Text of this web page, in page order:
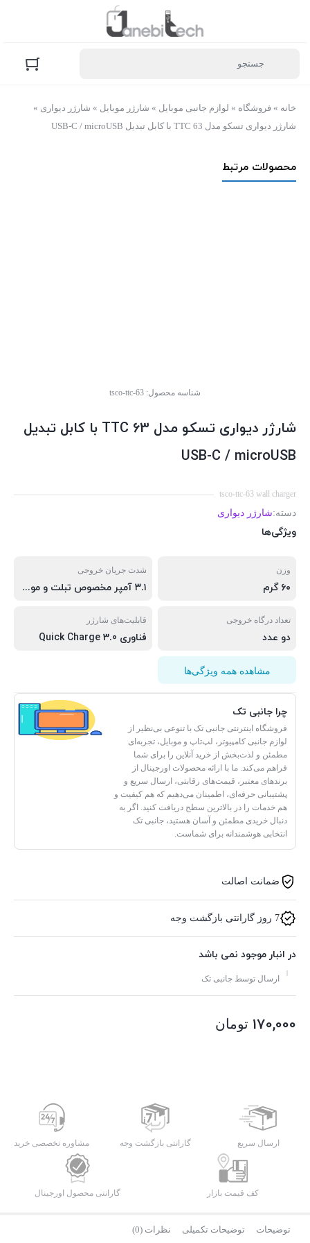
خانه » فروشگاه » لوازم جانبی موبایل » شارژر موبایل » شارژر دیواری »
شارژر دیواری تسکو مدل TTC 63 با کابل تبدیل USB-C / micro‌USB
محصولات مرتبط
شناسه محصول: tsco-ttc-63
شارژر دیواری تسکو مدل TTC 63 با کابل تبدیل
USB-C / micro‌USB
tsco-ttc-63 wall charger
دسته:شارژر دیواری
ویژگی‌ها
وزن
۶۰ گرم
شدت جریان خروجی
۳.۱ آمپر مخصوص تبلت و موبایل
تعداد درگاه خروجی
دو عدد
قابلیت‌های شارژر
فناوری Quick Charge 3.0
مشاهده همه ویژگی‌ها
چرا جانبی تک
فروشگاه اینترنتی جانبی تک با تنوعی بی‌نظیر از
لوازم جانبی کامپیوتر، لپ‌تاپ و موبایل، تجربه‌ای
مطمئن و لذت‌بخش از خرید آنلاین را برای شما
فراهم می‌کند. ما با ارائه محصولات اورجینال از
برندهای معتبر، قیمت‌های رقابتی، ارسال سریع و
پشتیبانی حرفه‌ای، اطمینان می‌دهیم که هم کیفیت و
هم خدمات را در بالاترین سطح دریافت کنید. اگر به
دنبال خریدی مطمئن و آسان هستید، جانبی تک
انتخابی هوشمندانه برای شماست.
ضمانت اصالت
7 روز گارانتی بازگشت وجه
در انبار موجود نمی باشد
ارسال توسط جانبی تک
170,000 تومان
ارسال سریع گارانتی بازگشت وجه مشاوره تخصصی خرید
کف قیمت بازار گارانتی محصول اورجینال
توضیحات توضیحات تکمیلی نظرات (0)